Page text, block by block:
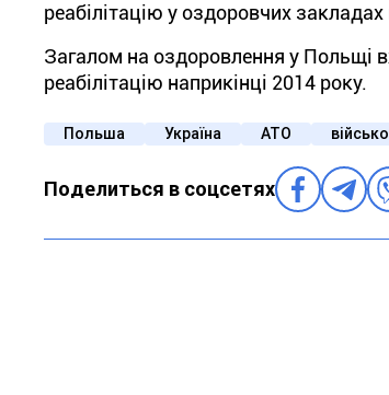
реабілітацію уоздоровчих закладах
Загалом на оздоровлення у Польщі
реабілітацію наприкінці 2014 року.
Польша Україна АТО
Поделиться в соцсетях